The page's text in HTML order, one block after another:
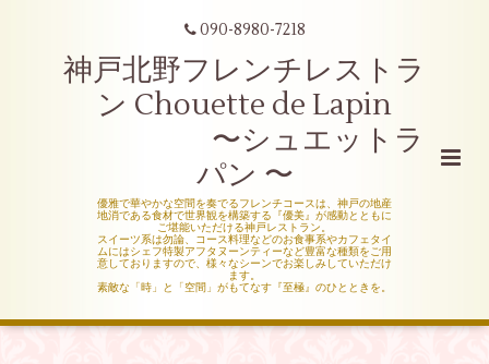
090-8980-7218
神戸北野フレンチレストラ
ン Chouette de Lapin
〜シュエットラ
パン 〜
優雅で華やかな空間を奏でるフレンチコースは、神戸の地産
地消である食材で世界観を構築する『優美』が感動とともに
ご堪能いただける神戸レストラン。
スイーツ系は勿論、コース料理などのお食事系やカフェタイ
ムにはシェフ特製アフタヌーンティーなど豊富な種類をご用
意しておりますので、様々なシーンでお楽しみしていただけ
ます。
素敵な「時」と「空間」がもてなす『至極』のひとときを。